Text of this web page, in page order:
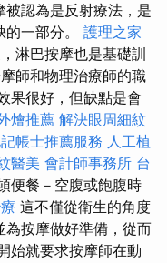
認為是反射療法，是
一部分。 護理之家
淋巴按摩也是基礎訓
師和物理治療師的職
果很好，但缺點是會
燴推薦 解決眼周細紋
帳士推薦服務 人工植
醫美 會計師事務所 台
便餐－空腹或飽腹時
這不僅從衛生的角度
為按摩做好準備，從而
始就要求按摩師在動